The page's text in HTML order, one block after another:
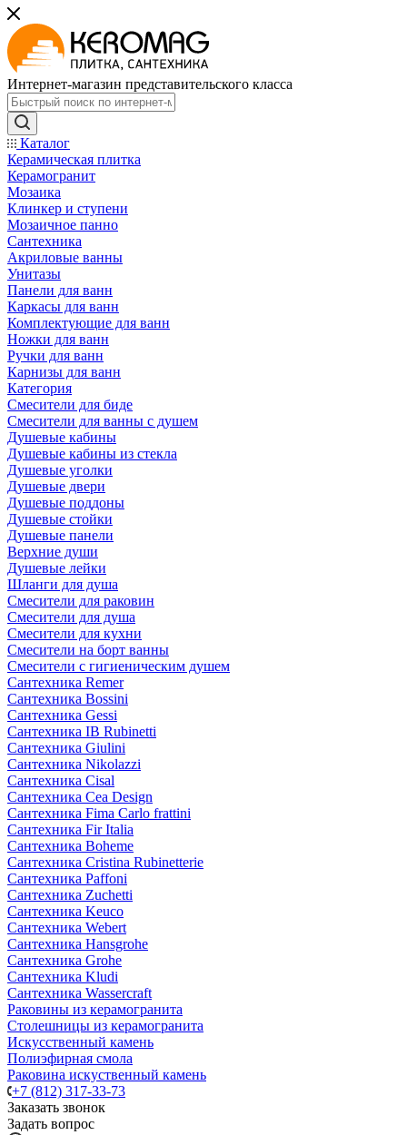
Интернет-магазин представительского класса
Каталог
Керамическая плитка
Керамогранит
Мозаика
Клинкер и ступени
Мозаичное панно
Сантехника
Акриловые ванны
Унитазы
Панели для ванн
Каркасы для ванн
Комплектующие для ванн
Ножки для ванн
Ручки для ванн
Карнизы для ванн
Категория
Смесители для биде
Смесители для ванны с душем
Душевые кабины
Душевые кабины из стекла
Душевые уголки
Душевые двери
Душевые поддоны
Душевые стойки
Душевые панели
Верхние души
Душевые лейки
Шланги для душа
Смесители для раковин
Смесители для душа
Смесители для кухни
Смесители на борт ванны
Смесители с гигиеническим душем
Сантехника Remer
Сантехника Bossini
Сантехника Gessi
Сантехника IB Rubinetti
Сантехника Giulini
Сантехника Nikolazzi
Сантехника Cisal
Сантехника Cea Design
Сантехника Fima Carlo frattini
Сантехника Fir Italia
Сантехника Boheme
Сантехника Cristina Rubinetterie
Сантехника Paffoni
Сантехника Zuchetti
Сантехника Keuco
Сантехника Webert
Сантехника Hansgrohe
Сантехника Grohe
Сантехника Kludi
Сантехника Wassercraft
Раковины из керамогранита
Столешницы из керамогранита
Искусственный камень
Полиэфирная смола
Раковина искуственный камень
+7 (812) 317-33-73
Заказать звонок
Задать вопрос